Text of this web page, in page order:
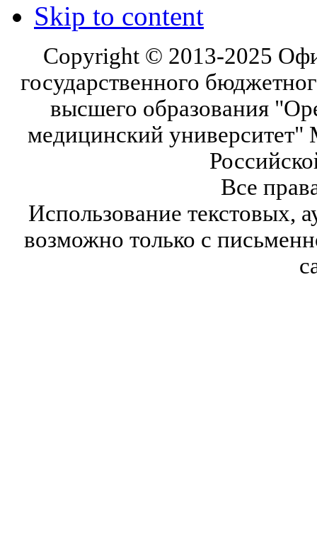
Skip to content
Copyright © 2013-2025
государственного
высшего образования
медицинский университет"
Все
Использование текстовых,
возможно только с